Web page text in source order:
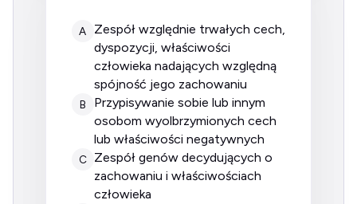
A
Zespół względnie trwałych cech,
dyspozycji, właściwości
człowieka nadających względną
spójność jego zachowaniu
B
Przypisywanie sobie lub innym
osobom wyolbrzymionych cech
lub właściwości negatywnych
C
Zespół genów decydujących o
zachowaniu i właściwościach
człowieka